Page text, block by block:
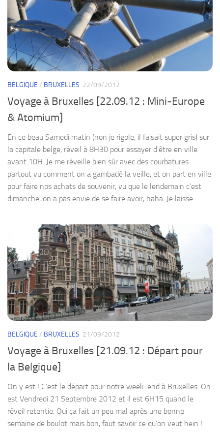
BELGIQUE / BRUXELLES 22/09/2012
Voyage à Bruxelles [22.09.12 : Mini-Europe
& Atomium]
En ce beau Samedi matin (non je rigole, il faisait super gris) sur
la capitale belge, réveil à 8H30 pour essayer d’être en ville
avant 10H. Je me réveille bien sûr avec des courbatures
partout vu comment on a gambadé la veille, et on part en ville
pour faire nos achats de souvenir, vu que le lendemain c’est
dimanche, on a pas envie de se faire avoir, haha. Je laisse...
BELGIQUE / BRUXELLES 21/09/2012
Voyage à Bruxelles [21.09.12 : Départ pour
la Belgique]
On y est ! C’est le départ pour notre week-end à Bruxelles. On
est Vendredi 21 Septembre 2012 et il est 6H15 quand le
réveil retentie. Oui ça fait un peu mal après une bonne
semaine de boulot mais bon, faut savoir ce qu’on veut hein !